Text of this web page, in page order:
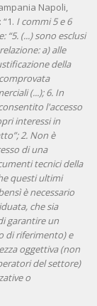
Napoli,
I commi 5 e 6
“5. (...) sono esclusi
a) alle
della
(...); 6. In
l'accesso
interessi in
2. Non è
di una
tecnici della
questi ultimi
è necessario
che sia
garantire un
di riferimento) e
oggettiva (non
del settore)
o